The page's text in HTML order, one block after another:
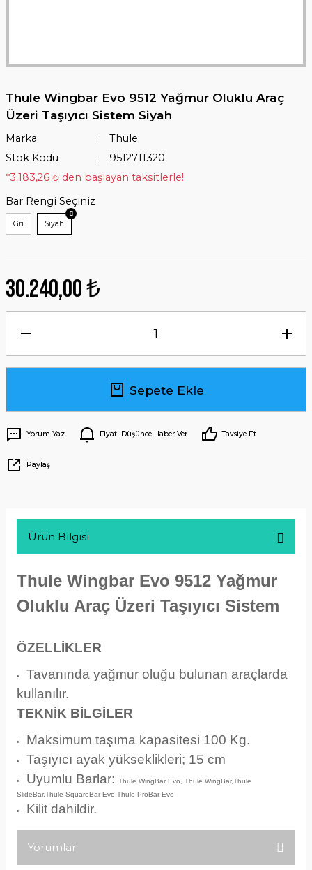
Thule Wingbar Evo 9512 Yağmur Oluklu Araç
Üzeri Taşıyıcı Sistem Siyah
Marka
Thule
Stok Kodu
9512711320
*3.183,26 ₺ den başlayan taksitlerle!
Bar Rengi Seçiniz
Gri Siyah
30.240,00 ₺
Sepete Ekle
Yorum Yaz Fiyatı Düşünce Haber Ver Tavsiye Et
Paylaş
Ürün Bilgisi
Thule Wingbar Evo 9512 Yağmur
Oluklu Araç Üzeri Taşıyıcı Sistem
ÖZELLİKLER
Tavanında yağmur oluğu bulunan araçlarda
kullanılır.
TEKNİK BİLGİLER
Maksimum taşıma kapasitesi 100 Kg.
Taşıyıcı ayak yükseklikleri; 15 cm
Uyumlu Barlar:Thule WingBar Evo, Thule WingBar,Thule
SlideBar,Thule SquareBar Evo,Thule ProBar Evo
Kilit dahildir.
Yorumlar